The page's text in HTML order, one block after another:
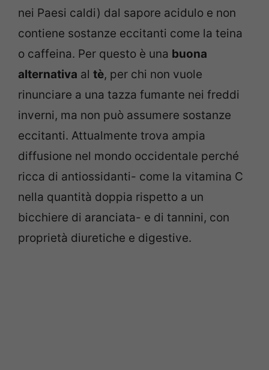
nei Paesi caldi) dal sapore acidulo e non
contiene sostanze eccitanti come la teina
o caffeina. Per questo è una buona
alternativa al tè, per chi non vuole
rinunciare a una tazza fumante nei freddi
inverni, ma non può assumere sostanze
eccitanti. Attualmente trova ampia
diffusione nel mondo occidentale perché
ricca di antiossidanti- come la vitamina C
nella quantità doppia rispetto a un
bicchiere di aranciata- e di tannini, con
proprietà diuretiche e digestive.